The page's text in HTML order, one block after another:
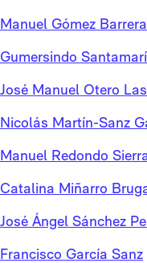
Manuel Gómez Barrera
Gumersindo
José Manuel Otero
Nicolás Martín-Sanz
Manuel Redondo
Catalina Miñarro
José Ángel Sánchez
Francisco García Sanz